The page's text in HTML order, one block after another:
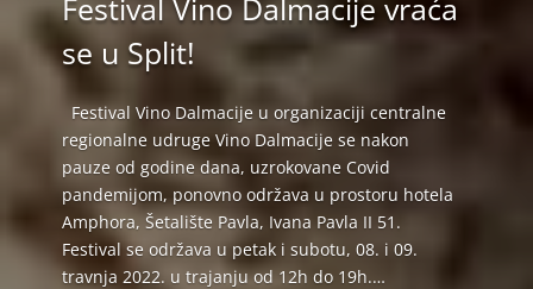
Festival Vino Dalmacije vraća
se u Split!
Festival Vino Dalmacije u organizaciji centralne
regionalne udruge Vino Dalmacije se nakon
pauze od godine dana, uzrokovane Covid
pandemijom, ponovno održava u prostoru hotela
Amphora, Šetalište Pavla, Ivana Pavla II 51.
Festival se održava u petak i subotu, 08. i 09.
travnja 2022. u trajanju od 12h do 19h.…